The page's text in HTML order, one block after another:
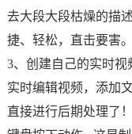
去大段大段枯燥的描
捷、轻松，直击要害。
3、创建自己的实时视
实时编辑视频，添加
直接进行后期处理了